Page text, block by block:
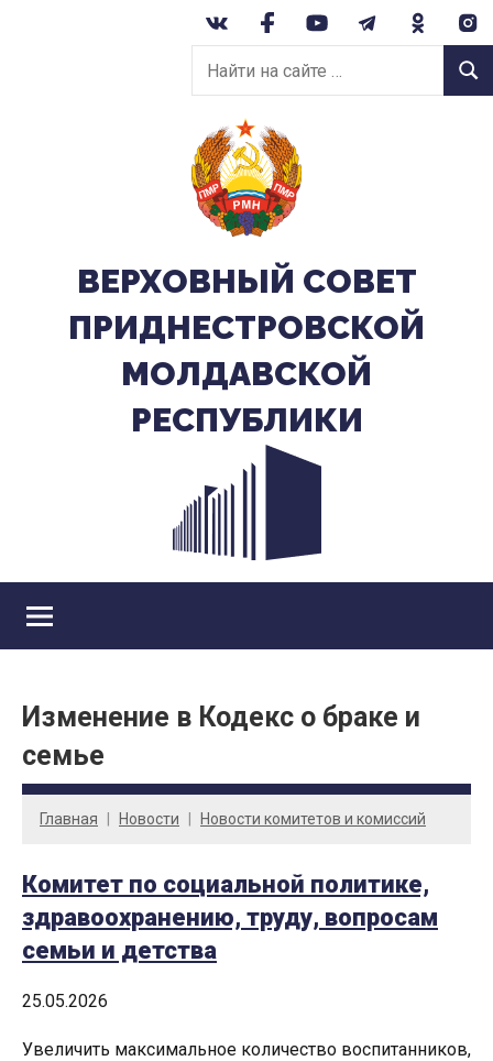
Найти
на
сайте:
ВЕРХОВНЫЙ CОВЕТ
ПРИДНЕСТРОВСКОЙ
МОЛДАВСКОЙ
РЕСПУБЛИКИ
Изменение в Кодекс о браке и
семье
Главная Новости Новости комитетов и комиссий
Комитет по социальной политике,
здравоохранению, труду, вопросам
семьи и детства
25.05.2026
Увеличить максимальное количество воспитанников,